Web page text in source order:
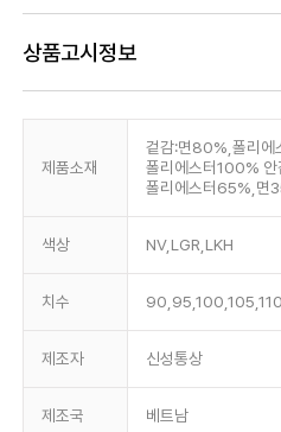
상품고시정보
제품소재
겉감:면80%,폴리에
폴리에스터100%
폴리에스터65%,면
색상 NV,LGR,LKH
치수
제조자 신성통상
제조국 베트남